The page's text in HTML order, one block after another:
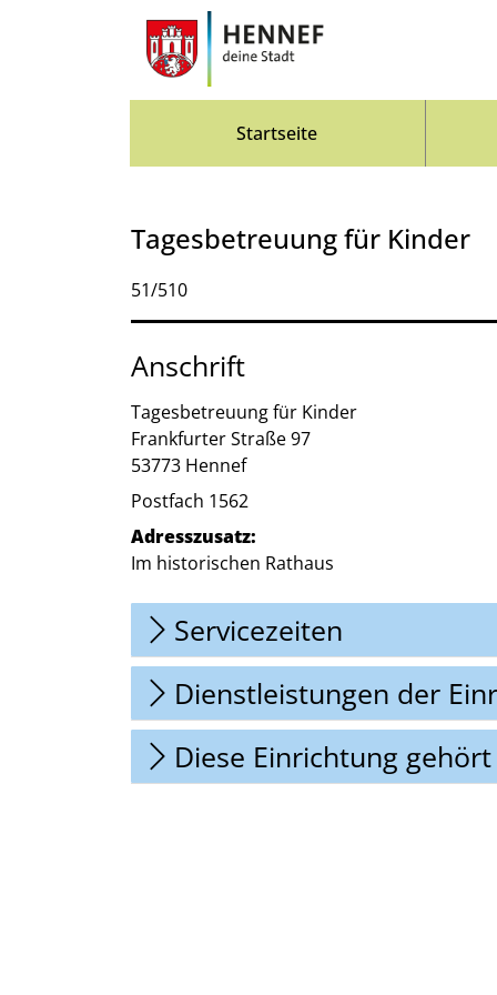
Zum Hauptinhalt springen
Startseite
Tagesbetreuung für Kinder
Kurzbezeichnung
51/510
Anschrift
Tagesbetreuung für Kinder
Frankfurter Straße97
53773 Hennef
Postfach 1562
Adresszusatz:
Im historischen Rathaus
Servicezeiten
Dienstleistungen der
Diese Einrichtung